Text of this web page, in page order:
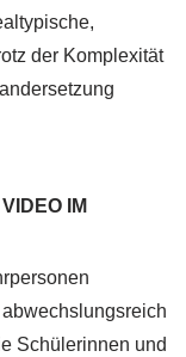
der Komplexität
IM
Schülerinnen und